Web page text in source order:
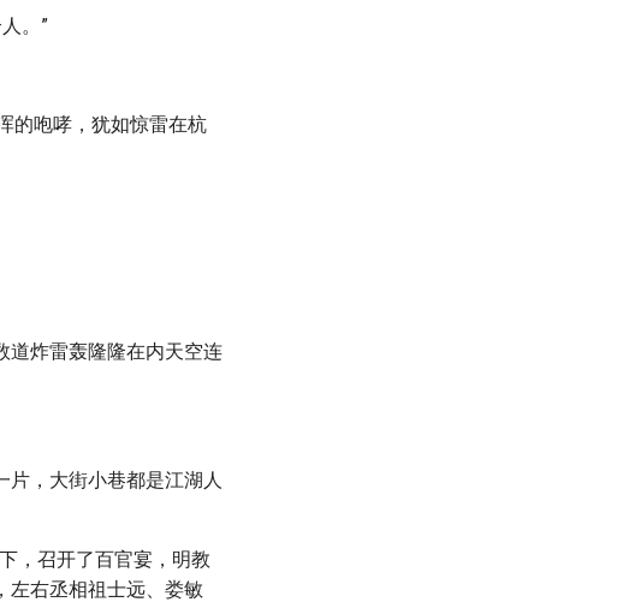
。”
的咆哮，犹如惊雷在杭
道炸雷轰隆隆在内天空连
片，大街小巷都是江湖人
，召开了百官宴，明教
左右丞相祖士远、娄敏